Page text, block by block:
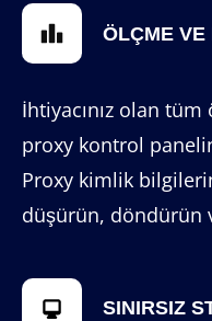
ÖLÇME VE
İhtiyacınız olan
proxy kontrol
Proxy kimlik
düşürün, döndürün
SINIRSIZ